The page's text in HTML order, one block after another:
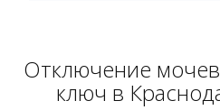
Отключение
ключ в